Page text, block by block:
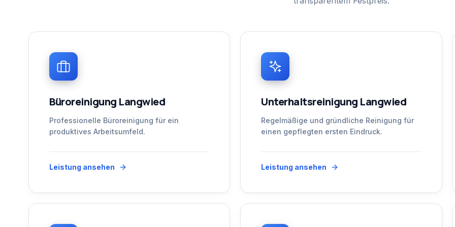
Büroreinigung Langwied
Professionelle Büroreinigung für ein
produktives Arbeitsumfeld.
Leistung ansehen
Unterhaltsreinigung Langwied
Regelmäßige und gründliche Reinigung für
einen gepflegten ersten Eindruck.
Leistung ansehen